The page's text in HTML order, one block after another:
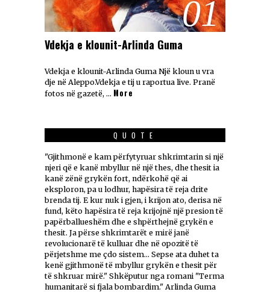
01
Vdekja e klounit-Arlinda Guma
Vdekja e klounit-Arlinda Guma Një kloun u vra
dje në Aleppo.Vdekja e tij u raportua live. Pranë
fotos në gazetë, … More
QUOTE
"Gjithmonë e kam përfytyruar shkrimtarin si një
njeri që e kanë mbyllur në një thes, dhe thesit ia
kanë zënë grykën fort, ndërkohë që ai
eksploron, pa u lodhur, hapësira të reja drite
brenda tij. E kur nuk i gjen, i krijon ato, derisa në
fund, këto hapësira të reja krijojnë një presion të
papërballueshëm dhe e shpërthejnë grykën e
thesit. Ja përse shkrimtarët e mirë janë
revolucionarë të kulluar dhe në opozitë të
përjetshme me çdo sistem... Sepse ata duhet ta
kenë gjithmonë të mbyllur grykën e thesit për
të shkruar mirë." Shkëputur nga romani "Terma
humanitarë si fjala bombardim." Arlinda Guma